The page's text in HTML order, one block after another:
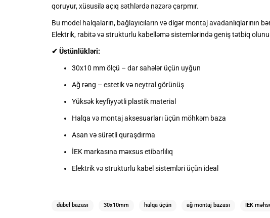
qoruyur, xüsusilə açıq səthlərdə nəzərə çarpmır.
Bu model halqaların, bağlayıcıların və digər montaj
Elektrik, rabitə və strukturlu kabelləmə sistemlərində geniş tətbiq
✔ Üstünlükləri:
30x10 mm ölçü – dar sahələr üçün uyğun
Ağ rəng – estetik və neytral görünüş
Yüksək keyfiyyətli plastik material
Halqa və montaj aksesuarları üçün möhkəm baza
Asan və sürətli quraşdırma
İEK markasına məxsus etibarlılıq
Elektrik və strukturlu kabel sistemləri üçün ideal
dübel bazası 30x10mm halqa üçün ağ montaj bazası İEK